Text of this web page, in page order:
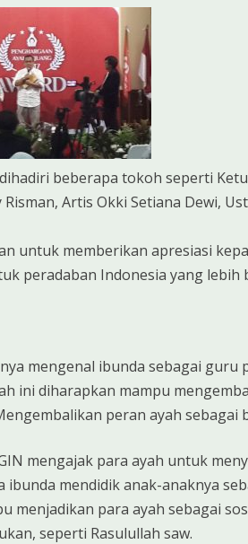
beberapa tokoh seperti
Artis Okki Setiana Dewi,
untuk memberikan apresiasi
peradaban Indonesia yang lebih
mengenal ibunda sebagai guru
ini diharapkan mampu
peran ayah sebagai
mengajak para ayah untuk
ibunda mendidik anak-anaknya
menjadikan para ayah sebagai
seperti Rasulullah saw.